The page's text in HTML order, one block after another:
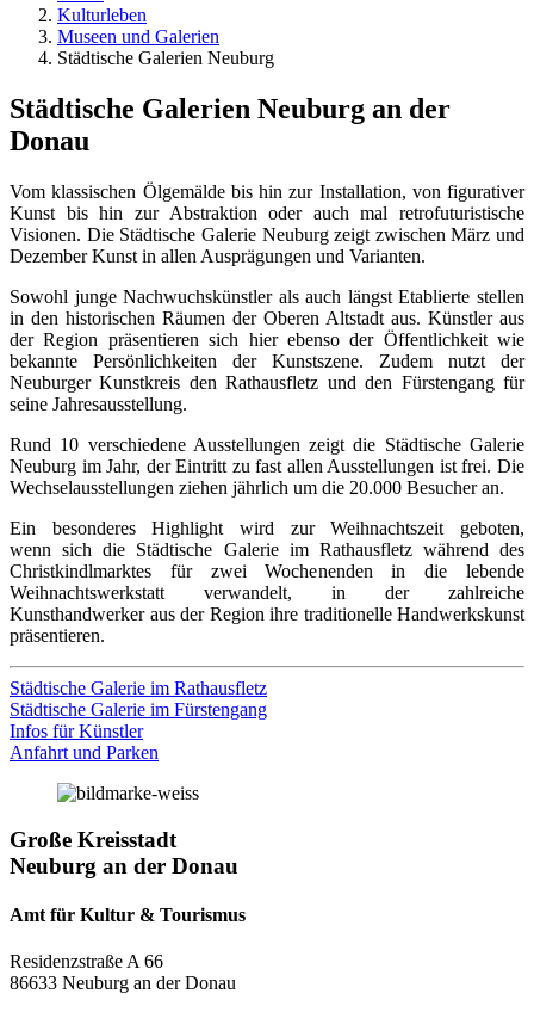
Kulturleben
Museen und Galerien
Städtische Galerien Neuburg
Städtische Galerien Neuburg an der
Donau
Vom klassischen Ölgemälde bis hin zur Installation, von figurativer
Kunst bis hin zur Abstraktion oder auch mal retrofuturistische
Visionen. Die Städtische Galerie Neuburg zeigt zwischen März und
Dezember Kunst in allen Ausprägungen und Varianten.
Sowohl junge Nachwuchskünstler als auch längst Etablierte stellen
in den historischen Räumen der Oberen Altstadt aus. Künstler aus
der Region präsentieren sich hier ebenso der Öffentlichkeit wie
bekannte Persönlichkeiten der Kunstszene. Zudem nutzt der
Neuburger Kunstkreis den Rathausfletz und den Fürstengang für
seine Jahresausstellung.
Rund 10 verschiedene Ausstellungen zeigt die Städtische Galerie
Neuburg im Jahr, der Eintritt zu fast allen Ausstellungen ist frei. Die
Wechselausstellungen ziehen jährlich um die 20.000 Besucher an.
Ein besonderes Highlight wird zur Weihnachtszeit geboten,
wenn sich die Städtische Galerie im Rathausfletz während des
Christkindlmarktes für zwei Wochenenden in die lebende
Weihnachtswerkstatt verwandelt, in der zahlreiche
Kunsthandwerker aus der Region ihre traditionelle Handwerkskunst
präsentieren.
Städtische Galerie im Rathausfletz
Städtische Galerie im Fürstengang
Infos für Künstler
Anfahrt und Parken
Große Kreisstadt
Neuburg an der Donau
Amt für Kultur & Tourismus
Residenzstraße A 66
86633 Neuburg an der Donau